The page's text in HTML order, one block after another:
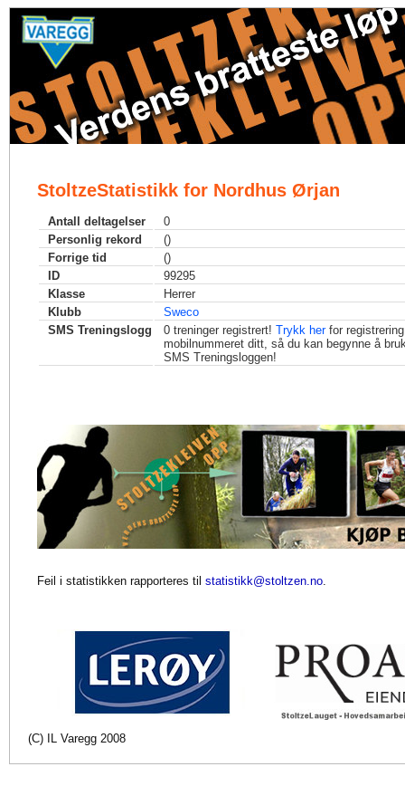
StoltzeStatistikk for Nordhus Ørjan
Antall deltagelser
0
Personlig rekord
()
Forrige tid
()
ID
99295
Klasse
Herrer
Klubb
Sweco
SMS Treningslogg
0 treninger registrert! Trykk herfor
mobilnummeret ditt, så du kan begynne å
SMS Treningsloggen!
Feil i statistikken rapporteres til statistikk@stoltzen.no.
(C) IL Varegg 2008